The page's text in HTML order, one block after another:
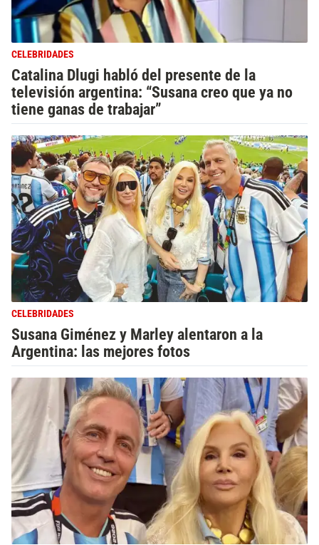
CELEBRIDADES
Catalina Dlugi habló del presente de la
televisión argentina: “Susana creo que ya no
tiene ganas de trabajar”
CELEBRIDADES
Susana Giménez y Marley alentaron a la
Argentina: las mejores fotos